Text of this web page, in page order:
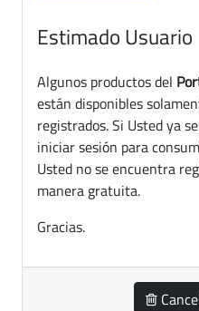
Estimado Usuario
Algunos productos del
están disponibles
registrados. Si Usted ya
iniciar sesión para
Usted no se encuentra
manera gratuita.
Gracias.